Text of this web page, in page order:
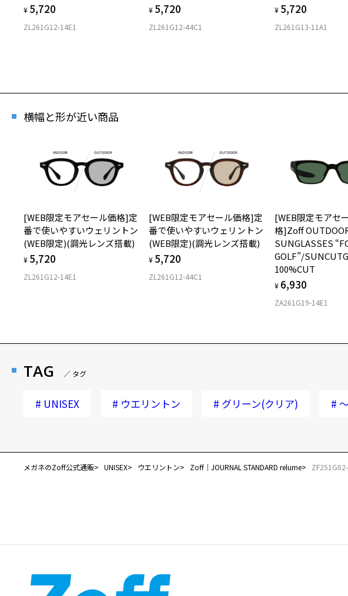
¥ 5,720
ZL261G12-14E1
¥ 5,720
ZL261G12-44C1
¥ 5,720
ZL261G13-11A1
横幅と形が近い商品
[WEB限定モアセール価格]定
番で使いやすいウェリントン
(WEB限定)(調光レンズ搭載)
¥ 5,720
ZL261G12-14E1
[WEB限定モアセール価格]定
番で使いやすいウェリントン
(WEB限定)(調光レンズ搭載)
¥ 5,720
ZL261G12-44C1
[WEB限定モアセ
格]Zoff
SUNGLASSES
GOLF”/
100%CUT
¥ 6,930
ZA261G19-14E1
TAG ／ タグ
# UNISEX # ウエリントン # グリーン(クリア) #
メガネのZoff公式通販 UNISEX ウエリントン Zoff｜JOURNAL STANDARD relume